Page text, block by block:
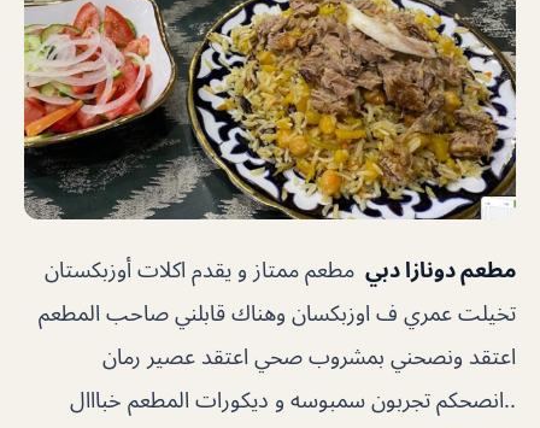
مطعم دونازا دبي مطعم ممتاز و يقدم اكلات ‏أوزبكستان
تخيلت عمري ف اوزبكسان وهناك قابلني صاحب المطعم
اعتقد ونصحني بمشروب صحي اعتقد عصير رمان
..انصحكم تجربون سمبوسه و ديكورات المطعم خبااال